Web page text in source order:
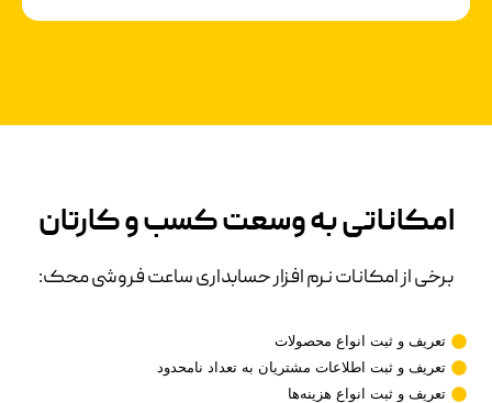
امکاناتی به وسعت کسب و کارتان
برخی از امکانات نرم افزار حسابداری ساعت فروشی محک:
تعریف و ثبت انواع محصولات
تعریف و ثبت اطلاعات مشتریان به تعداد نامحدود
تعریف و ثبت انواع هزینه‌ها